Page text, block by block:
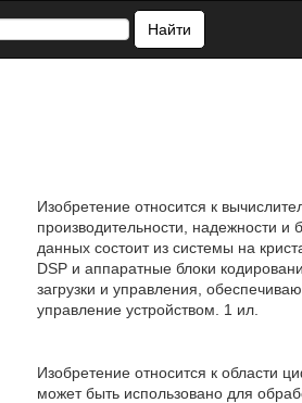
Найти
Изобретение относится к
производительности, надежности и
данных состоит из системы на
DSP и аппаратные блоки
загрузки и управления,
управление устройством. 1 ил.
Изобретение относится к области
может быть использовано для